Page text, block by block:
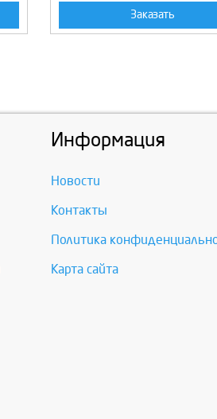
Заказать
Информация
Новости
Контакты
Политика
Карта сайта